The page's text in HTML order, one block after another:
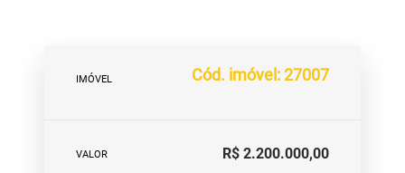
IMÓVEL Cód. imóvel: 27007
VALOR R$ 2.200.000,00